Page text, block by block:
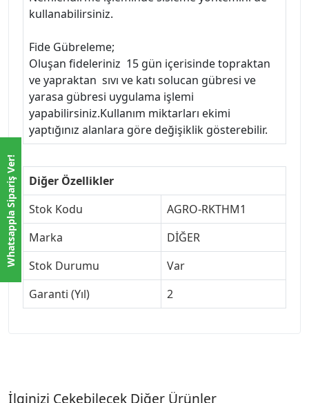
kullanabilirsiniz.
Fide Gübreleme;
Oluşan fideleriniz 15 gün içerisinde topraktan
ve yapraktan sıvı ve katı solucan gübresi ve
yarasa gübresi uygulama işlemi
yapabilirsiniz.Kullanım miktarları ekimi
yaptığınız alanlara göre değişiklik gösterebilir.
Diğer Özellikler
Stok Kodu
AGRO-RKTHM1
Marka
DİĞER
Stok Durumu
Var
Garanti (Yıl)
2
İlginizi Çekebilecek Diğer Ürünler
Whatsappla Sipariş Ver!